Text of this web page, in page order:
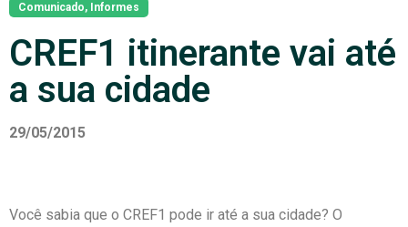
Comunicado, Informes
CREF1 itinerante vai até
a sua cidade
29/05/2015
Você sabia que o CREF1 pode ir até a sua cidade? O